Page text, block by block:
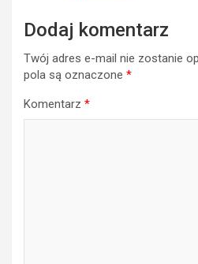
Dodaj komentarz
Twój adres e-mail nie zostanie
pola są oznaczone *
Komentarz *